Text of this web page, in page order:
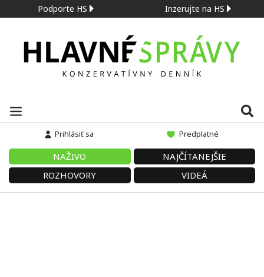
Podporte HS Inzerujte na HS
Prihlásiť sa Predplatné
NAŽIVO
NAJČÍTANEJŠIE
ROZHOVORY
VIDEÁ